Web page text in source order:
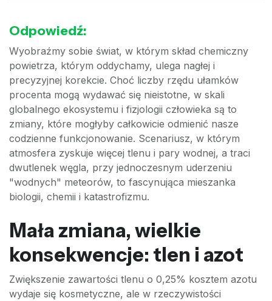
Odpowiedź:
Wyobraźmy sobie świat, w którym skład chemiczny
powietrza, którym oddychamy, ulega nagłej i
precyzyjnej korekcie. Choć liczby rzędu ułamków
procenta mogą wydawać się nieistotne, w skali
globalnego ekosystemu i fizjologii człowieka są to
zmiany, które mogłyby całkowicie odmienić nasze
codzienne funkcjonowanie. Scenariusz, w którym
atmosfera zyskuje więcej tlenu i pary wodnej, a traci
dwutlenek węgla, przy jednoczesnym uderzeniu
"wodnych" meteorów, to fascynująca mieszanka
biologii, chemii i katastrofizmu.
Mała zmiana, wielkie
konsekwencje: tlen i azot
Zwiększenie zawartości tlenu o 0,25% kosztem azotu
wydaje się kosmetyczne, ale w rzeczywistości